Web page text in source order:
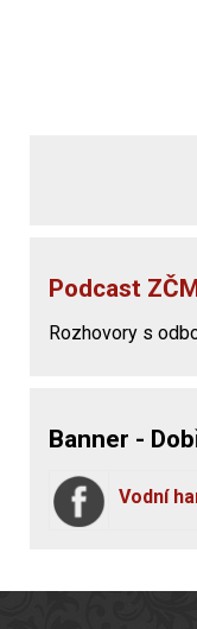
Podcast
Rozhovory s
Banner -
Vodní